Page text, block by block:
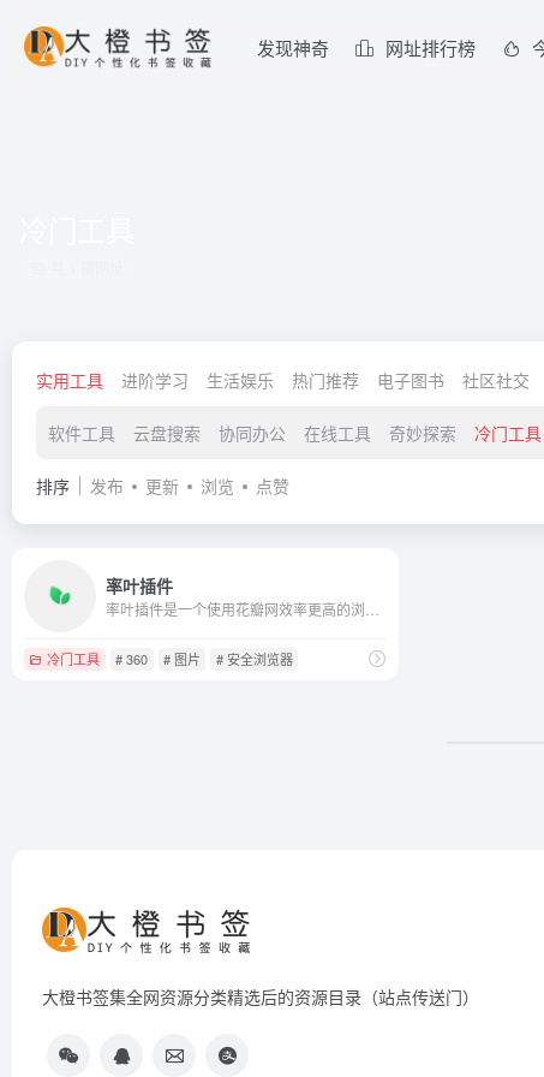
发现神奇 网址排行榜
实用工具 进阶学习 生活娱乐 热门推荐 电子图书 社区社交
软件工具 云盘搜索 协同办公 在线工具 奇妙探索 冷门工具
排序 发布 更新 浏览 点赞
率叶插件
冷门工具 # 360 # 图片 # 安全浏览器
大橙书签集全网资源分类精选后的资源目录（站点传送门）